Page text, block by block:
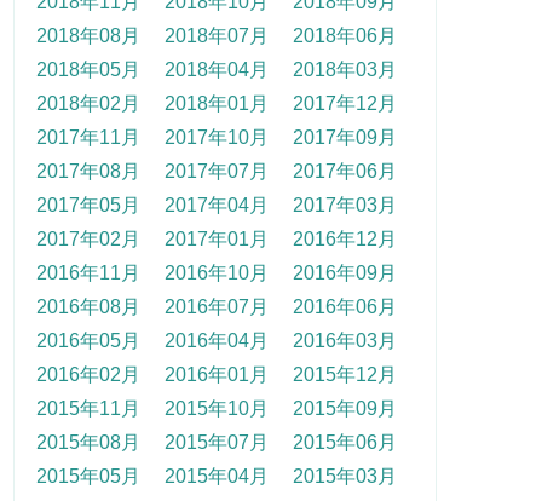
2018年08月
2018年07月
2018年06月
2018年05月
2018年04月
2018年03月
2018年02月
2018年01月
2017年12月
2017年11月
2017年10月
2017年09月
2017年08月
2017年07月
2017年06月
2017年05月
2017年04月
2017年03月
2017年02月
2017年01月
2016年12月
2016年11月
2016年10月
2016年09月
2016年08月
2016年07月
2016年06月
2016年05月
2016年04月
2016年03月
2016年02月
2016年01月
2015年12月
2015年11月
2015年10月
2015年09月
2015年08月
2015年07月
2015年06月
2015年05月
2015年04月
2015年03月